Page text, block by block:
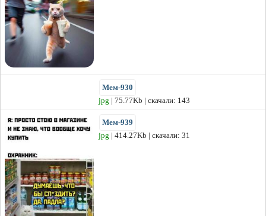
Мем-930
jpg | 75.77Kb | скачали: 143
Мем-939
jpg | 414.27Kb | скачали: 31